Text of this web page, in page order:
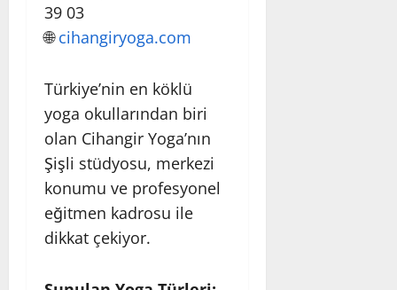
39 03
🌐cihangiryoga.com
Türkiye’nin en köklü
yoga okullarından biri
olan Cihangir Yoga’nın
Şişli stüdyosu, merkezi
konumu ve profesyonel
eğitmen kadrosu ile
dikkat çekiyor.